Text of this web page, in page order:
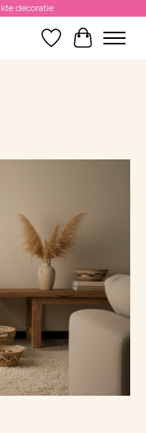
decoratie
Verlanglijst